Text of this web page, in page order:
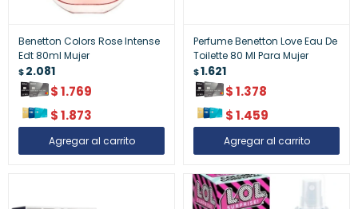
Benetton Colors Rose Intense
Edt 80ml Mujer
$2.081
$1.769
$1.873
Perfume Benetton Love Eau De
Toilette 80 Ml Para Mujer
$1.621
$1.378
$1.459